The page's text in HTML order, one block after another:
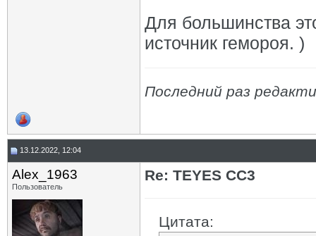
Для большинства
источник гемороя. )
Последний раз
13.12.2022, 12:04
Alex_1963
Пользователь
Re: TEYES CC3
Цитата: